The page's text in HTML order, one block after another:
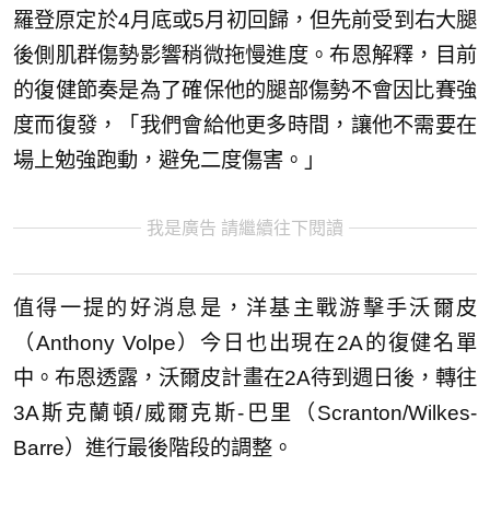
羅登原定於4月底或5月初回歸，但先前受到右大腿
後側肌群傷勢影響稍微拖慢進度。布恩解釋，目前
的復健節奏是為了確保他的腿部傷勢不會因比賽強
度而復發，「我們會給他更多時間，讓他不需要在
場上勉強跑動，避免二度傷害。」
我是廣告 請繼續往下閱讀
值得一提的好消息是，洋基主戰游擊手沃爾皮
（Anthony Volpe）今日也出現在2A的復健名單
中。布恩透露，沃爾皮計畫在2A待到週日後，轉往
3A斯克蘭頓/威爾克斯-巴里（Scranton/Wilkes-
Barre）進行最後階段的調整。